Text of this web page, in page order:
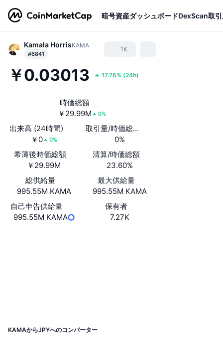
暗号資産ダッシュボードDexScan取
Kamala HorrisKAMA
#6841
1K
￥0.03013 17.76% (24h)
時価総額
￥29.99M
0%
出来高 (24時間)
￥0
0%
取引量/時価総額(24時間)
0%
希薄後時価総額
￥29.99M
清算/時価総額
23.60%
総供給量
995.55M KAMA
最大供給量
995.55M KAMA
自己申告供給量
995.55M KAMA
保有者
7.27K
KAMAからJPYへのコンバーター